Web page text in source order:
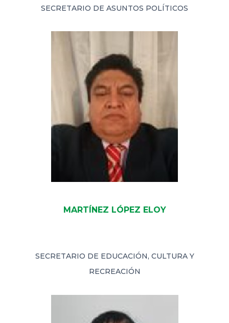
SECRETARIO DE ASUNTOS POLÍTICOS
MARTÍNEZ LÓPEZ ELOY
SECRETARIO DE EDUCACIÓN, CULTURA Y
RECREACIÓN